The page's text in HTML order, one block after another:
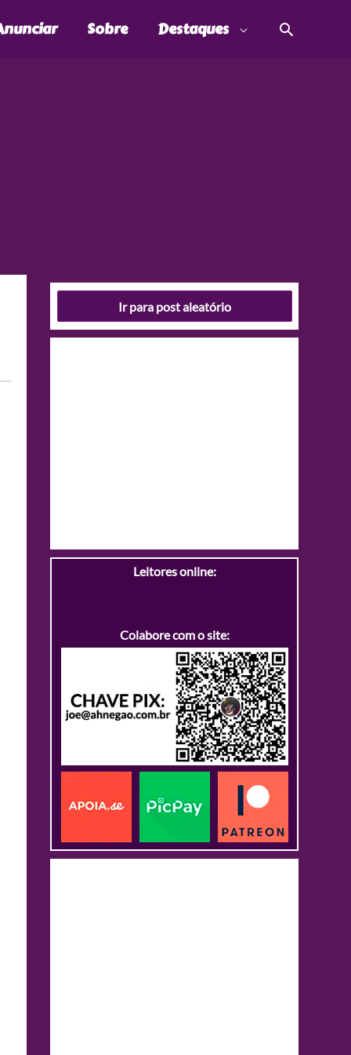
Sobre Destaques
Ir para post aleatório
Leitores online:
Colabore com o site: